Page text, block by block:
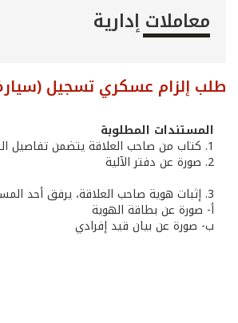
معاملات إدارية
طلب إلزام عسكري تسجيل
المستندات المطلوبة
1. كتاب من صاحب العلاقة يتضمن تفاصيل الطلب
2. صورة عن دفتر الآلية
3. إثبات هوية صاحب العلاقة، يرفق أحد المستندات التالية:
أ- صورة عن بطاقة الهوية
ب‌- صورة عن بيان قيد إفرادي